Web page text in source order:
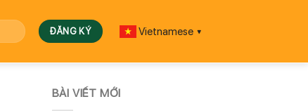
Vietnamese ▼
BÀI VIẾT MỚI